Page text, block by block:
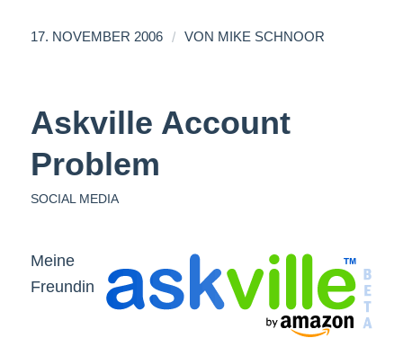
17. NOVEMBER 2006 / VON MIKE SCHNOOR
Askville Account
Problem
SOCIAL MEDIA
Meine
Freundin